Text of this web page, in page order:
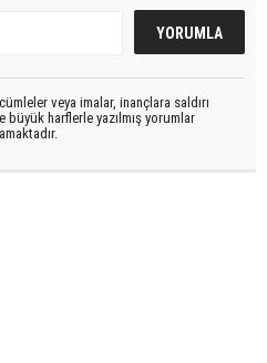
veya imalar, inançlara saldırı
büyük harflerle yazılmış yorumlar